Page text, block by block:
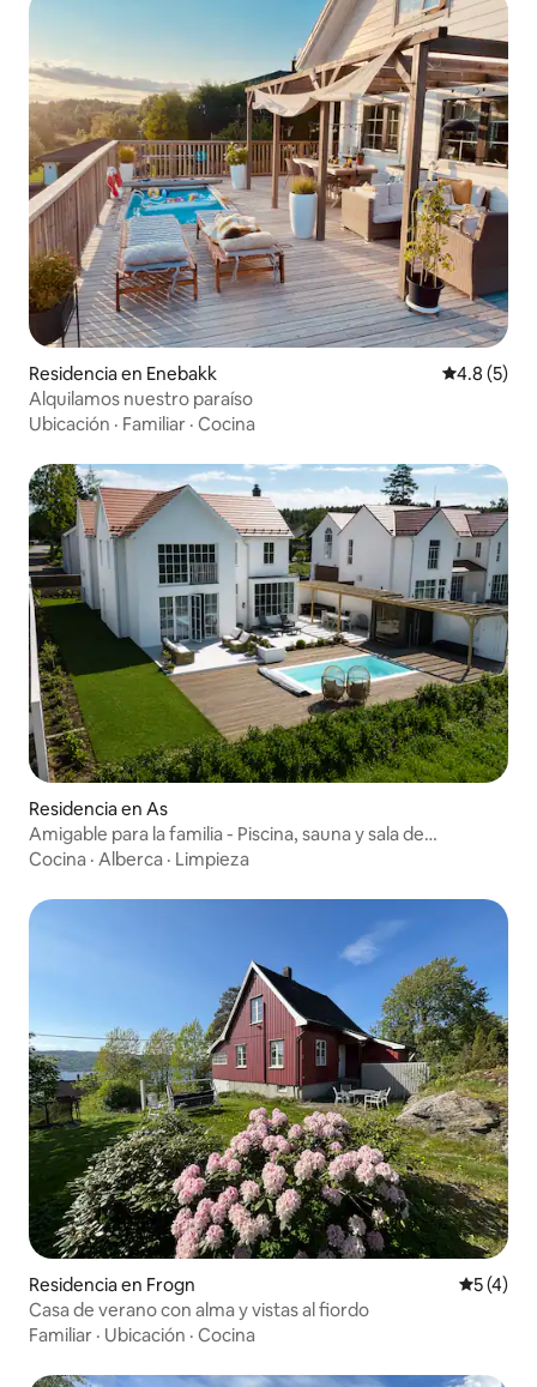
Residencia en Enebakk
4.8 (5)
Alquilamos nuestro paraíso
Ubicación · Familiar · Cocina
Residencia en As
Amigable para la familia - Piscina, sauna y sala de
entrenamiento
Cocina · Alberca · Limpieza
Residencia en Frogn
5 (4)
Casa de verano con alma y vistas al fiordo
Familiar · Ubicación · Cocina